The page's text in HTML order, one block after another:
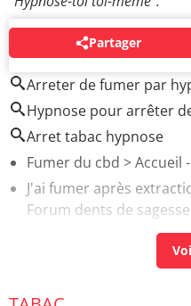
Partager
AUTOUR DU MÊME SUJET
Arreter de fumer par
Hypnose pour arrêter
Arret tabac hypnose
Fumer du cbd > Accueil
J'ai fumer après
Forum dents de sagesse
Acupuncture pour